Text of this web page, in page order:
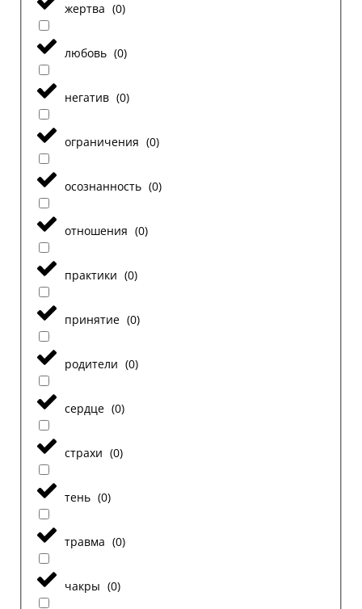
жертва (0)
любовь (0)
негатив (0)
ограничения (0)
осознанность (0)
отношения (0)
практики (0)
принятие (0)
родители (0)
сердце (0)
страхи (0)
тень (0)
травма (0)
чакры (0)